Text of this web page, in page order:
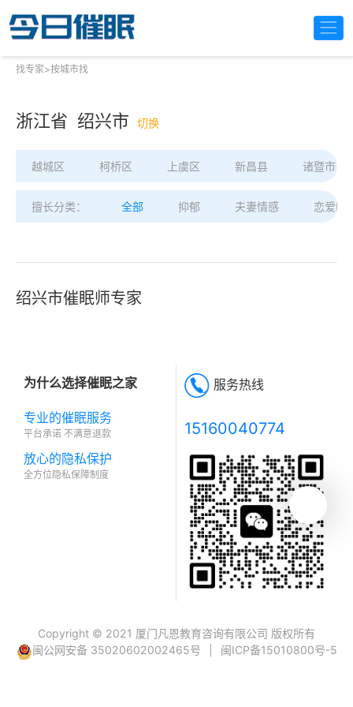
找专家>按城市找
浙江省 绍兴市 切换
越城区 柯桥区 上虞区 新昌县 诸暨市
擅长分类： 全部 抑郁 夫妻情感 恋爱困
绍兴市催眠师专家
为什么选择催眠之家
专业的催眠服务
平台承诺 不满意退款
放心的隐私保护
全方位隐私保障制度
服务热线
15160040774
Copyright © 2021 厦门凡恩教育咨询有限公司 版权所有
闽公网安备 35020602002465号
闽ICP备15010800号-5